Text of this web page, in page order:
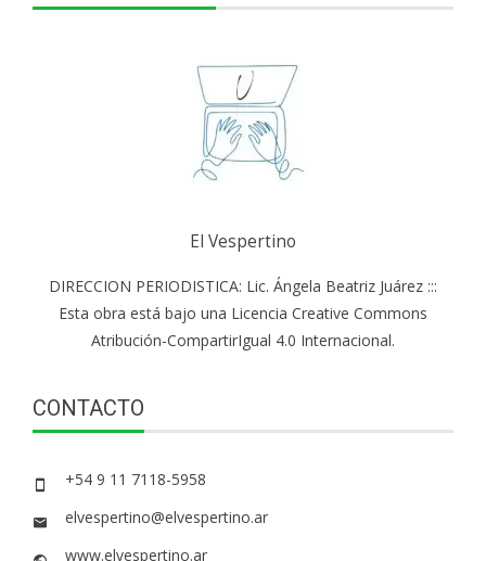
El Vespertino
DIRECCION PERIODISTICA: Lic. Ángela Beatriz Juárez :::
Esta obra está bajo una Licencia Creative Commons
Atribución-CompartirIgual 4.0 Internacional.
CONTACTO
+54 9 11 7118-5958
elvespertino@elvespertino.ar
www.elvespertino.ar